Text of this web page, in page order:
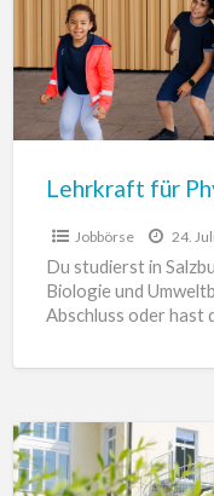
Biologie
(m/w/d)
Lehrkraft für
Jobbörse 24.
Du studierst in
Biologie und
Abschluss oder hast
Pädagogische
Fachkraft